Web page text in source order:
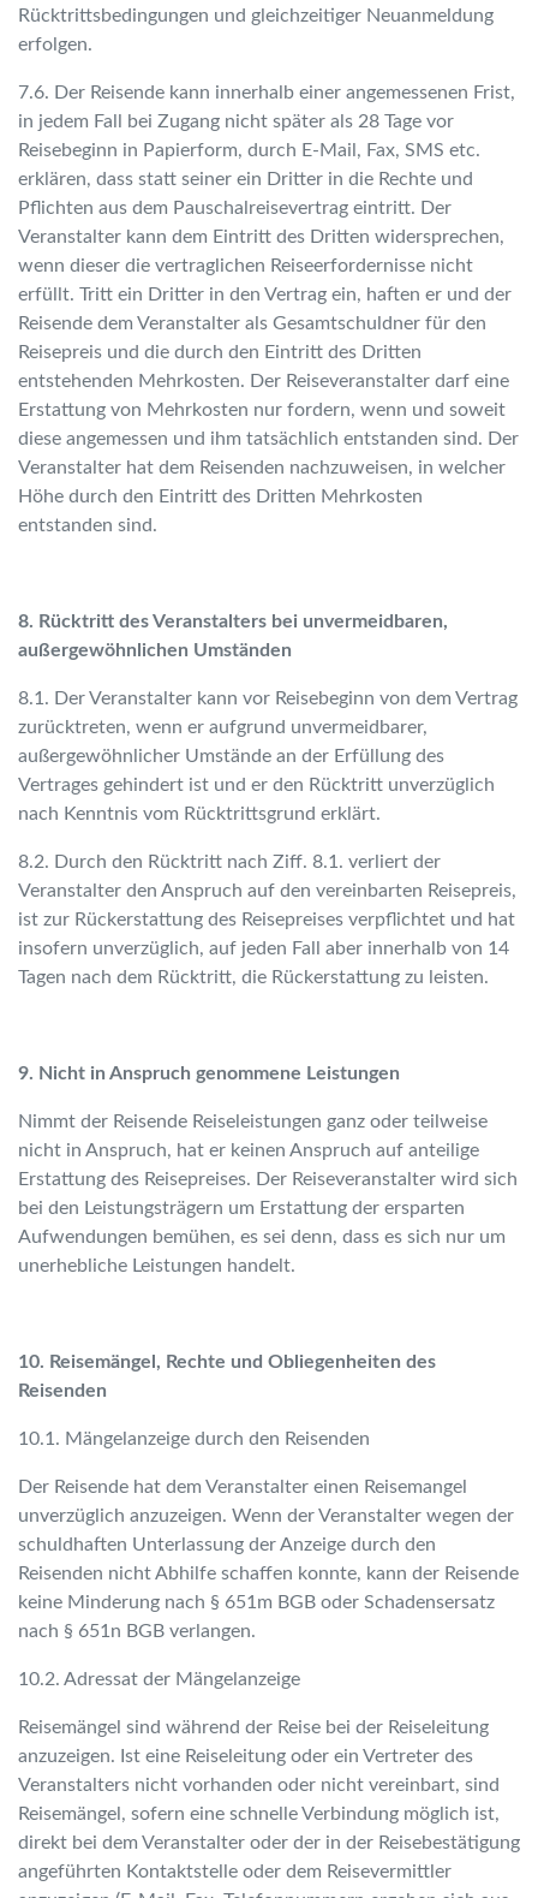
Rücktrittsbedingungen und gleichzeitiger Neuanmeldung
erfolgen.
7.6. Der Reisende kann innerhalb einer angemessenen Frist,
in jedem Fall bei Zugang nicht später als 28 Tage vor
Reisebeginn in Papierform, durch E-Mail, Fax, SMS etc.
erklären, dass statt seiner ein Dritter in die Rechte und
Pflichten aus dem Pauschalreisevertrag eintritt. Der
Veranstalter kann dem Eintritt des Dritten widersprechen,
wenn dieser die vertraglichen Reiseerfordernisse nicht
erfüllt. Tritt ein Dritter in den Vertrag ein, haften er und der
Reisende dem Veranstalter als Gesamtschuldner für den
Reisepreis und die durch den Eintritt des Dritten
entstehenden Mehrkosten. Der Reiseveranstalter darf eine
Erstattung von Mehrkosten nur fordern, wenn und soweit
diese angemessen und ihm tatsächlich entstanden sind. Der
Veranstalter hat dem Reisenden nachzuweisen, in welcher
Höhe durch den Eintritt des Dritten Mehrkosten
entstanden sind.
8. Rücktritt des Veranstalters bei unvermeidbaren,
außergewöhnlichen Umständen
8.1. Der Veranstalter kann vor Reisebeginn von dem Vertrag
zurücktreten, wenn er aufgrund unvermeidbarer,
außergewöhnlicher Umstände an der Erfüllung des
Vertrages gehindert ist und er den Rücktritt unverzüglich
nach Kenntnis vom Rücktrittsgrund erklärt.
8.2. Durch den Rücktritt nach Ziff. 8.1. verliert der
Veranstalter den Anspruch auf den vereinbarten Reisepreis,
ist zur Rückerstattung des Reisepreises verpflichtet und hat
insofern unverzüglich, auf jeden Fall aber innerhalb von 14
Tagen nach dem Rücktritt, die Rückerstattung zu leisten.
9. Nicht in Anspruch genommene Leistungen
Nimmt der Reisende Reiseleistungen ganz oder teilweise
nicht in Anspruch, hat er keinen Anspruch auf anteilige
Erstattung des Reisepreises. Der Reiseveranstalter wird sich
bei den Leistungsträgern um Erstattung der ersparten
Aufwendungen bemühen, es sei denn, dass es sich nur um
unerhebliche Leistungen handelt.
10. Reisemängel, Rechte und Obliegenheiten des
Reisenden
10.1. Mängelanzeige durch den Reisenden
Der Reisende hat dem Veranstalter einen Reisemangel
unverzüglich anzuzeigen. Wenn der Veranstalter wegen der
schuldhaften Unterlassung der Anzeige durch den
Reisenden nicht Abhilfe schaffen konnte, kann der Reisende
keine Minderung nach § 651m BGB oder Schadensersatz
nach § 651n BGB verlangen.
10.2. Adressat der Mängelanzeige
Reisemängel sind während der Reise bei der Reiseleitung
anzuzeigen. Ist eine Reiseleitung oder ein Vertreter des
Veranstalters nicht vorhanden oder nicht vereinbart, sind
Reisemängel, sofern eine schnelle Verbindung möglich ist,
direkt bei dem Veranstalter oder der in der Reisebestätigung
angeführten Kontaktstelle oder dem Reisevermittler